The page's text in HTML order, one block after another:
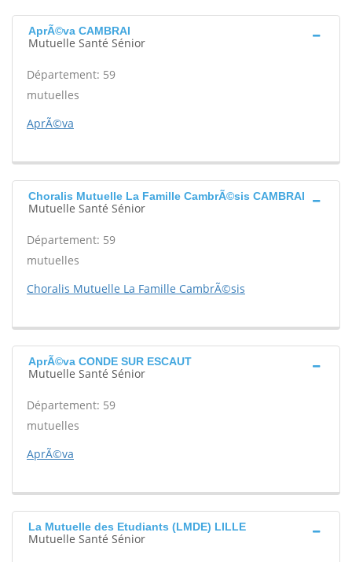
AprÃ©va CAMBRAI
Mutuelle Santé Sénior
Département: 59
mutuelles
AprÃ©va
Choralis Mutuelle La Famille CambrÃ©sis CAMBRAI
Mutuelle Santé Sénior
Département: 59
mutuelles
Choralis Mutuelle La Famille CambrÃ©sis
AprÃ©va CONDE SUR ESCAUT
Mutuelle Santé Sénior
Département: 59
mutuelles
AprÃ©va
La Mutuelle des Etudiants (LMDE) LILLE
Mutuelle Santé Sénior